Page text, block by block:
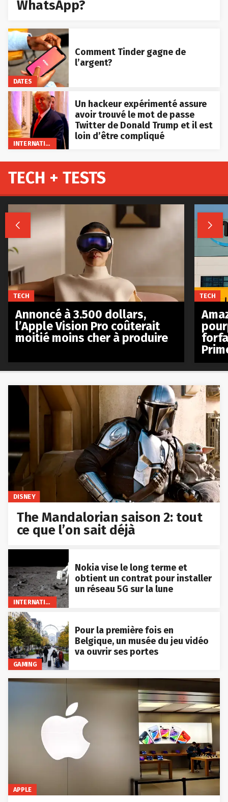
WhatsApp?
DATES
Comment Tinder gagne de
l’argent?
INTERNATIONAL
Un hackeur expérimenté assure
avoir trouvé le mot de passe
Twitter de Donald Trump et il est
loin d’être compliqué
DISNEY
The Mandalorian saison 2: tout
ce que l’on sait déjà
INTERNATIONAL
Nokia vise le long terme et
obtient un contrat pour installer
un réseau 5G sur la lune
GAMING
Pour la première fois en
Belgique, un musée du jeu vidéo
va ouvrir ses portes
APPLE
TECH + TESTS
 
TECH
Annoncé à 3.500 dollars,
l’Apple Vision Pro coûterait
moitié moins cher à produire
TECH